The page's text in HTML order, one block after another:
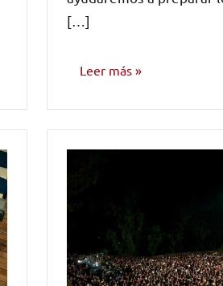
[…]
Leer más